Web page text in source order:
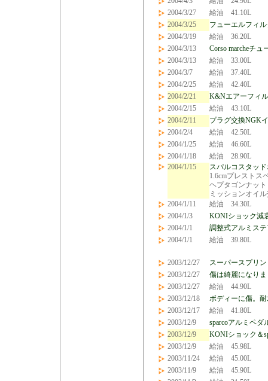
2004/3/27
給油 41.10L
2004/3/25
フューエルフィ
2004/3/19
給油 36.20L
2004/3/13
Corso marcheチュ
2004/3/13
給油 33.00L
2004/3/7
給油 37.40L
2004/2/25
給油 42.40L
2004/2/21
K&Nエアーフィ
2004/2/15
給油 43.10L
2004/2/11
プラグ交換NGK
2004/2/4
給油 42.50L
2004/1/25
給油 46.60L
2004/1/18
給油 28.90L
2004/1/15
スパルコスタッ
1.6cmプレストス
ヘプタゴンナット
ミッションオイ
2004/1/11
給油 34.30L
2004/1/3
KONIショック減
2004/1/1
調整式アルミス
2004/1/1
給油 39.80L
2003/12/27
スーパースプリ
2003/12/27
傷は綺麗になり
2003/12/27
給油 44.90L
2003/12/18
ボディーに傷。
2003/12/17
給油 41.80L
2003/12/9
sparcoアルミペダ
2003/12/9
KONIショック＆
2003/12/9
給油 45.98L
2003/11/24
給油 45.00L
2003/11/9
給油 45.90L